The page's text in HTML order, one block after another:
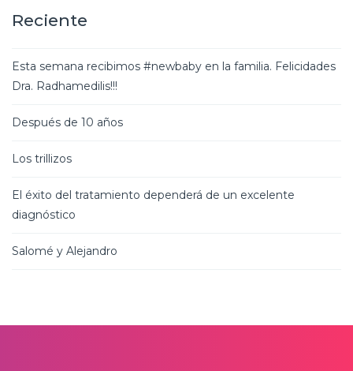
Reciente
Esta semana recibimos #newbaby en la familia. Felicidades
Dra. Radhamedilis!!!
Después de 10 años
Los trillizos
El éxito del tratamiento dependerá de un excelente
diagnóstico
Salomé y Alejandro